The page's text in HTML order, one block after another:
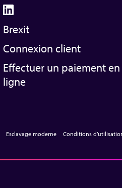
Brexit
Connexion client
Effectuer un paiement en
ligne
Esclavage moderne
Conditions